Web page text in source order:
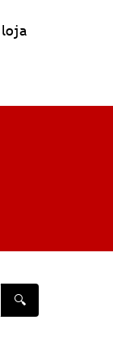
loja
🔍